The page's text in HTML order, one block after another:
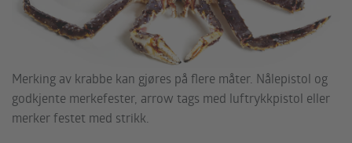
Merking av krabbe kan gjøres på flere måter. Nålepistol og
godkjente merkefester, arrow tags med luftrykkpistol eller
merker festet med strikk.